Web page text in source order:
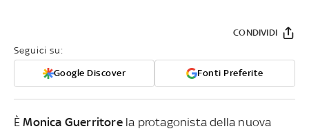
Seguici su:
Google Discover Fonti Preferite
CONDIVIDI
ÈMonica Guerritore la protagonista della nuova